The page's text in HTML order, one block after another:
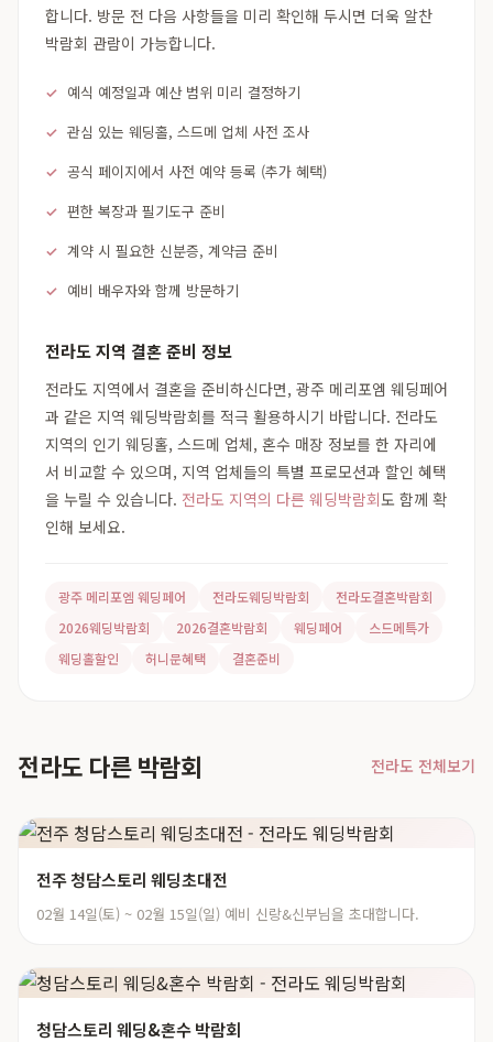
합니다. 방문 전 다음 사항들을 미리 확인해 두시면 더욱 알찬
박람회 관람이 가능합니다.
예식 예정일과 예산 범위 미리 결정하기
관심 있는 웨딩홀, 스드메 업체 사전 조사
공식 페이지에서 사전 예약 등록 (추가 혜택)
편한 복장과 필기도구 준비
계약 시 필요한 신분증, 계약금 준비
예비 배우자와 함께 방문하기
전라도 지역 결혼 준비 정보
전라도 지역에서 결혼을 준비하신다면, 광주 메리포엠 웨딩페어
과 같은 지역 웨딩박람회를 적극 활용하시기 바랍니다. 전라도
지역의 인기 웨딩홀, 스드메 업체, 혼수 매장 정보를 한 자리에
서 비교할 수 있으며, 지역 업체들의 특별 프로모션과 할인 혜택
을 누릴 수 있습니다. 전라도 지역의 다른 웨딩박람회도 함께 확
인해 보세요.
광주 메리포엠 웨딩페어 전라도웨딩박람회
전라도결혼박람회
2026웨딩박람회
2026결혼박람회 웨딩페어
스드메특가
웨딩홀할인
허니문혜택 결혼준비
전라도 다른 박람회 전라도 전체보기
전주 청담스토리 웨딩초대전
02월 14일(토) ~ 02월 15일(일) 예비 신랑&신부님을 초대합니다.
청담스토리 웨딩&혼수 박람회